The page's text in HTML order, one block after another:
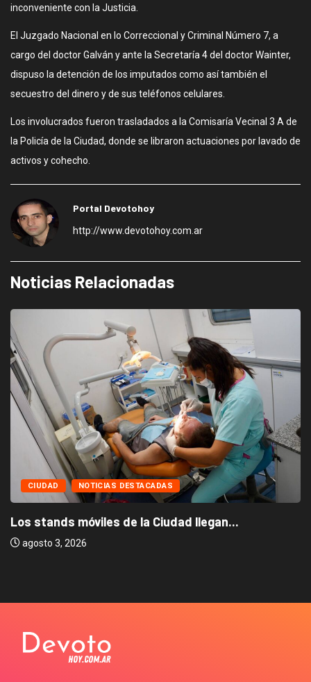
inconveniente con la Justicia.
El Juzgado Nacional en lo Correccional y Criminal Número 7, a
cargo del doctor Galván y ante la Secretaría 4 del doctor Wainter,
dispuso la detención de los imputados como así también el
secuestro del dinero y de sus teléfonos celulares.
Los involucrados fueron trasladados a la Comisaría Vecinal 3 A de
la Policía de la Ciudad, donde se libraron actuaciones por lavado de
activos y cohecho.
Portal Devotohoy
http://www.devotohoy.com.ar
Noticias Relacionadas
CIUDAD NOTICIAS DESTACADAS
Los stands móviles de la Ciudad llegan...
agosto 3, 2026